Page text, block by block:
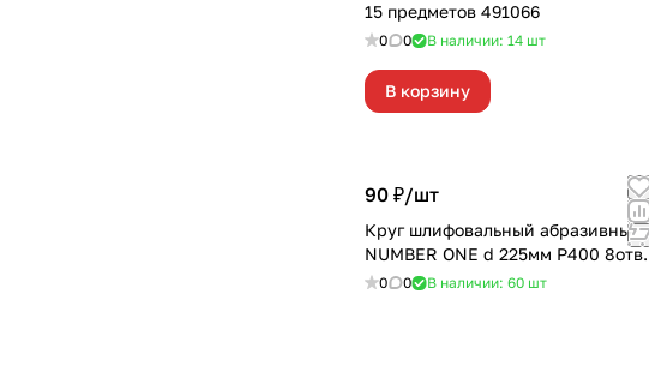
15 предметов 491066
0 0 В наличии: 14 шт
В корзину
90 ₽/шт
Круг шлифовальный абразивный
NUMBER ONE d 225мм Р400 8отв.
0 0 В наличии: 60 шт